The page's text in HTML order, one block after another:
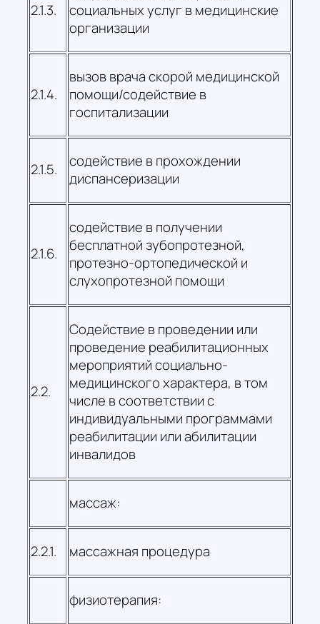
2.1.3.
социальных услуг в медицинские
организации
2.1.4.
вызов врача скорой медицинской
помощи/содействие в
госпитализации
2.1.5.
содействие в прохождении
диспансеризации
2.1.6.
содействие в получении
бесплатной зубопротезной,
протезно-ортопедической и
слухопротезной помощи
2.2.
Содействие в проведении или
проведение реабилитационных
мероприятий социально-
медицинского характера, в том
числе в соответствии с
индивидуальными программами
реабилитации или абилитации
инвалидов
массаж:
2.2.1. массажная процедура
физиотерапия: